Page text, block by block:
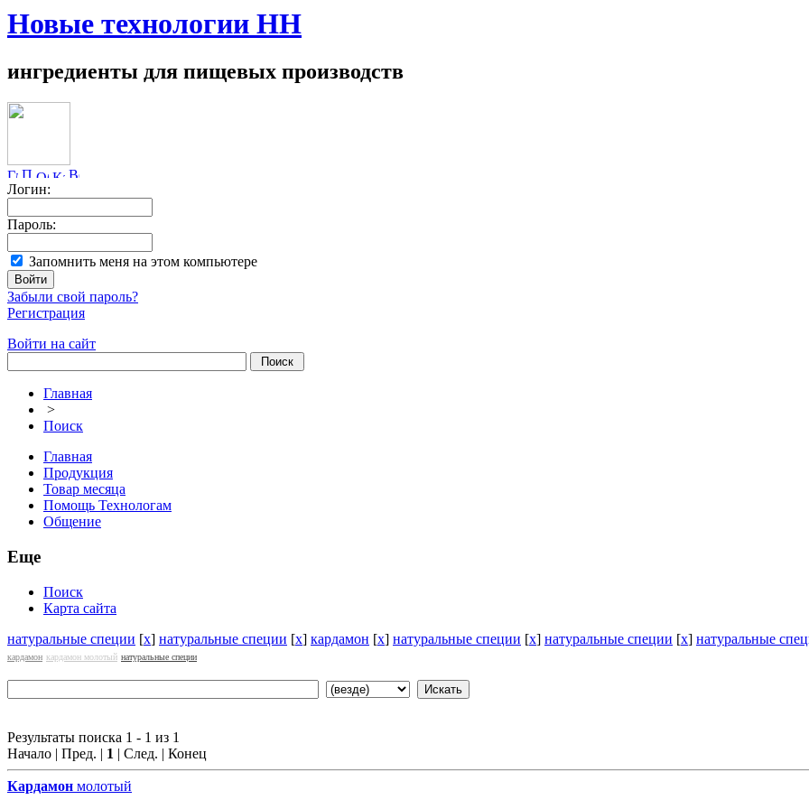
Новые технологии НН
ингредиенты для пищевых производств
Логин:
Пароль:
Запомнить меня на этом компьютере
Забыли свой пароль?
Регистрация
Войти на сайт
Главная
>
Поиск
Главная
Продукция
Товар месяца
Помощь Технологам
Общение
Еще
Поиск
Карта сайта
натуральные специи [x] натуральные специи [x] кардамон [x] натуральные специи [x] натуральные специи [x] натуральные
кардамон кардамон молотый натуральные специи
Результаты поиска 1 - 1 из 1
Начало | Пред. | 1 | След. | Конец
Кардамон молотый